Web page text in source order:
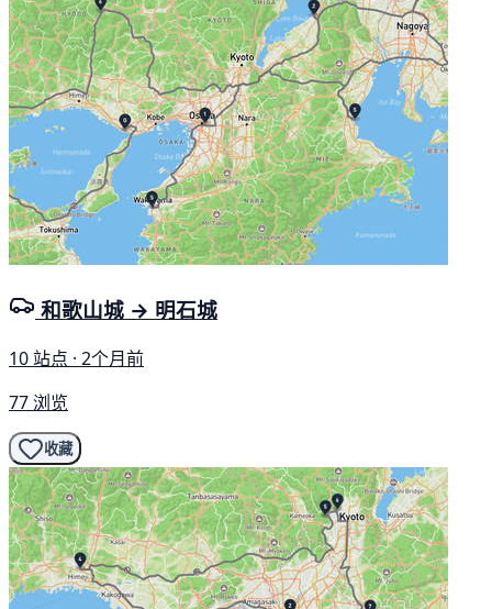
和歌山城 → 明石城
10 站点 · 2个月前
77 浏览
收藏